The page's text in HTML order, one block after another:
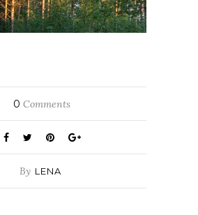
0 Comments
By LENA